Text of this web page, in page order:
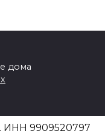
дома
ИНН 9909520797